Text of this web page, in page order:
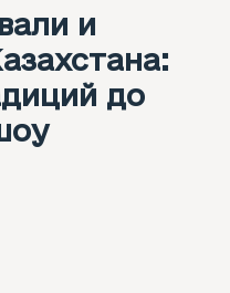
и
до